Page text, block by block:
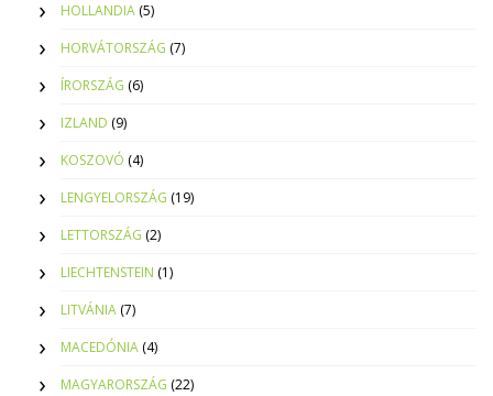
HOLLANDIA (5)
HORVÁTORSZÁG (7)
ÍRORSZÁG (6)
IZLAND (9)
KOSZOVÓ (4)
LENGYELORSZÁG (19)
LETTORSZÁG (2)
LIECHTENSTEIN (1)
LITVÁNIA (7)
MACEDÓNIA (4)
MAGYARORSZÁG (22)